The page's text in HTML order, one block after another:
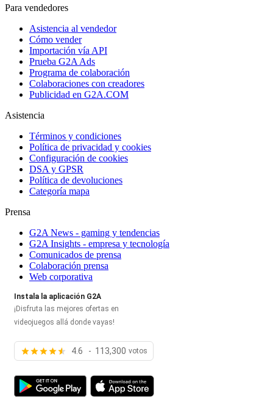
Para vendedores
Asistencia al vendedor
Cómo vender
Importación vía API
Prueba G2A Ads
Programa de colaboración
Colaboraciones con creadores
Publicidad en G2A.COM
Asistencia
Términos y condiciones
Política de privacidad y cookies
Configuración de cookies
DSA y GPSR
Política de devoluciones
Categoría mapa
Prensa
G2A News - gaming y tendencias
G2A Insights - empresa y tecnología
Comunicados de prensa
Colaboración prensa
Web corporativa
Instala la aplicación G2A
¡Disfruta las mejores ofertas en
videojuegos allá donde vayas!
4.6 - 113,300 votos